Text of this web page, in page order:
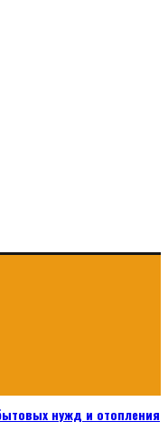
нужд и отопления